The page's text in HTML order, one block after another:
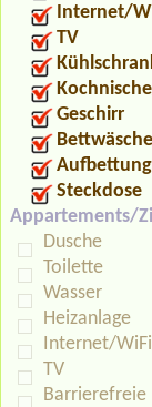
Internet/
TV
Geschirr
Bettwäsche
Aufbettung
Steckdose
Appartements/
Dusche
Toilette
Wasser
Heizanlage
Internet/WiFi
TV